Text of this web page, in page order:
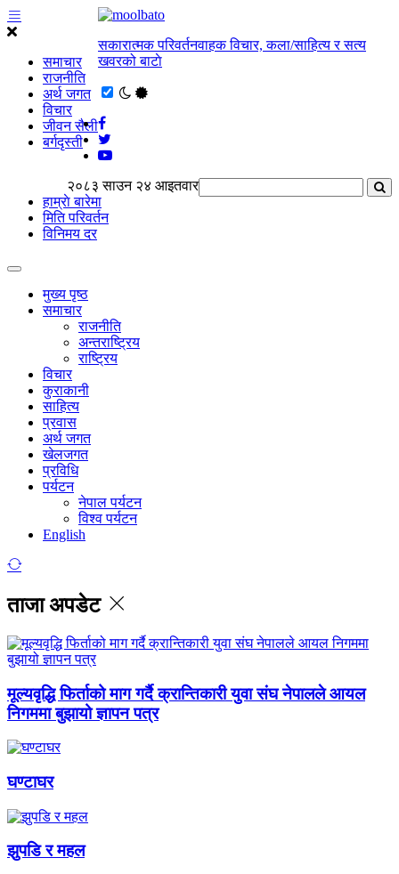
समाचार
राजनीति
अर्थ जगत
विचार
जीवन सैली
बर्गदृस्ती
सकारात्मक परिवर्तनवाहक विचार, कला/साहित्य र सत्य
खवरको बाटाे
२०८३ साउन २४ आइतवार
हाम्राे बारेमा
मिति परिवर्तन
विनिमय दर
मुख्य पृष्ठ
समाचार
राजनीति
अन्तराष्ट्रिय
राष्ट्रिय
विचार
कुराकानी
साहित्य
प्रवास
अर्थ जगत
खेलजगत
प्रविधि
पर्यटन
नेपाल पर्यटन
विश्व पर्यटन
English
ताजा अपडेट
मूल्यवृद्धि फिर्ताको माग गर्दै क्रान्तिकारी युवा संघ नेपालले आयल
निगममा बुझायो ज्ञापन पत्र
घण्टाघर
झुपडि र महल